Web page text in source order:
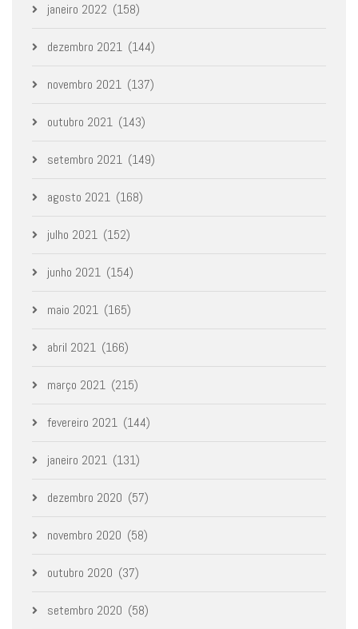
janeiro 2022 (158)
dezembro 2021 (144)
novembro 2021 (137)
outubro 2021 (143)
setembro 2021 (149)
agosto 2021 (168)
julho 2021 (152)
junho 2021 (154)
maio 2021 (165)
abril 2021 (166)
março 2021 (215)
fevereiro 2021 (144)
janeiro 2021 (131)
dezembro 2020 (57)
novembro 2020 (58)
outubro 2020 (37)
setembro 2020 (58)